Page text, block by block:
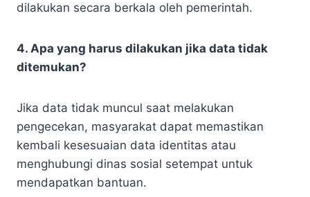
dilakukan secara berkala oleh pemerintah.
4. Apa yang harus dilakukan jika data tidak
ditemukan?
Jika data tidak muncul saat melakukan
pengecekan, masyarakat dapat memastikan
kembali kesesuaian data identitas atau
menghubungi dinas sosial setempat untuk
mendapatkan bantuan.